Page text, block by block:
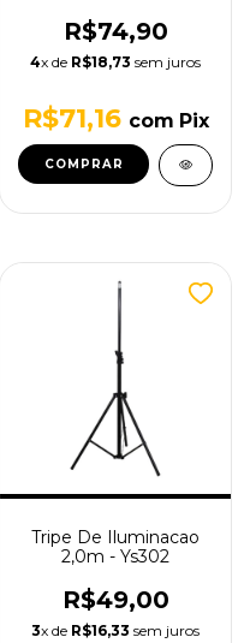
R$74,90
4x de R$18,73 sem juros
R$71,16 com Pix
Tripe De Iluminacao
2,0m - Ys302
R$49,00
3x de R$16,33 sem juros